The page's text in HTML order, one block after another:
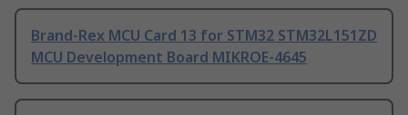
Brand-Rex MCU Card 13 for STM32 STM32L151ZD
MCU Development Board MIKROE-4645